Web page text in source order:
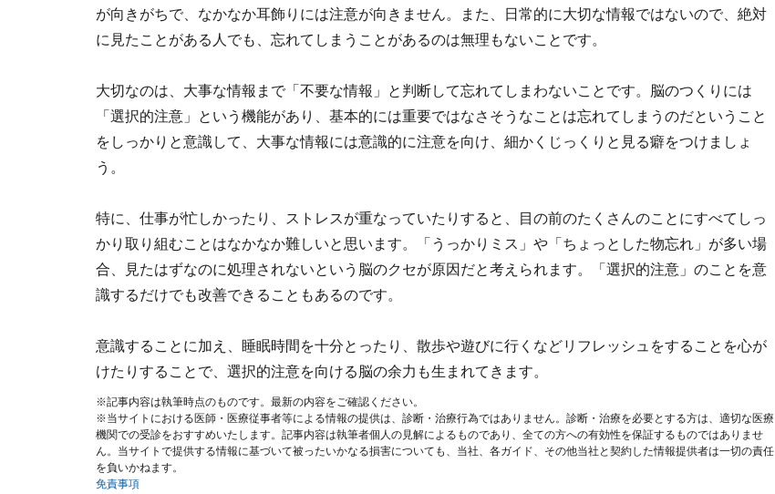
が向きがちで、なかなか耳飾りには注意が向きません。また、日常的に大切な情報ではないので、絶対
に見たことがある人でも、忘れてしまうことがあるのは無理もないことです。
大切なのは、大事な情報まで「不要な情報」と判断して忘れてしまわないことです。脳のつくりには
「選択的注意」という機能があり、基本的には重要ではなさそうなことは忘れてしまうのだということ
をしっかりと意識して、大事な情報には意識的に注意を向け、細かくじっくりと見る癖をつけましょ
う。
特に、仕事が忙しかったり、ストレスが重なっていたりすると、目の前のたくさんのことにすべてしっ
かり取り組むことはなかなか難しいと思います。「うっかりミス」や「ちょっとした物忘れ」が多い場
合、見たはずなのに処理されないという脳のクセが原因だと考えられます。「選択的注意」のことを意
識するだけでも改善できることもあるのです。
意識することに加え、睡眠時間を十分とったり、散歩や遊びに行くなどリフレッシュをすることを心が
けたりすることで、選択的注意を向ける脳の余力も生まれてきます。
※記事内容は執筆時点のものです。最新の内容をご確認ください。
※当サイトにおける医師・医療従事者等による情報の提供は、診断・治療行為ではありません。診断・治療を必要とする方は、適切な医療
機関での受診をおすすめいたします。記事内容は執筆者個人の見解によるものであり、全ての方への有効性を保証するものではありませ
ん。当サイトで提供する情報に基づいて被ったいかなる損害についても、当社、各ガイド、その他当社と契約した情報提供者は一切の責任
を負いかねます。
免責事項